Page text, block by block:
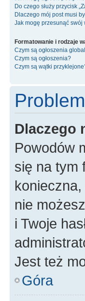
Do czego służy przycisk
Dlaczego mój post musi
Jak mogę przesunąć swój
Formatowanie i rodzaje
Czym są ogłoszenia
Czym są ogłoszenia?
Czym są wątki
Dlaczego
Powodów
się na tym
nie
i Twoje
Jest też
Góra